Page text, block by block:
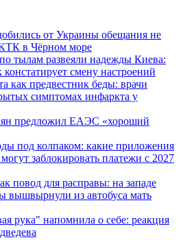
от Украины обещания не
КТК в Чёрном море
тылам развеяли надежды Киева:
смену настроений
как предвестник беды: врачи
симптомах инфаркта у
предложил ЕАЭС «хороший
под колпаком: какие приложения
заблокировать платежи с 2027
повод для расправы: на западе
вышвырнули из автобуса мать
рука" напомнила о себе: реакция